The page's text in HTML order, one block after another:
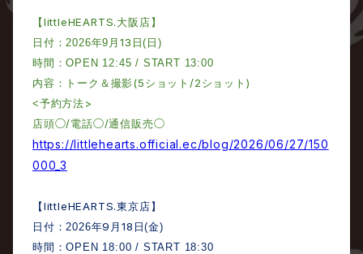
【 littleHEARTS. 大阪店】
日付： 2026年9 月13 日( 日)
時間：OPEN 12:45 / START 13:00
内容：トーク＆撮影(5 ショット /2 ショット )
<予約方法 >
店頭○/電話○/通信販売○
https://littlehearts.official.ec/blog/2026/06/27/150
000_3
【 littleHEARTS.東京店】
日付： 2026年9 月18 日(金)
時間：OPEN 18:00 / START 18:30